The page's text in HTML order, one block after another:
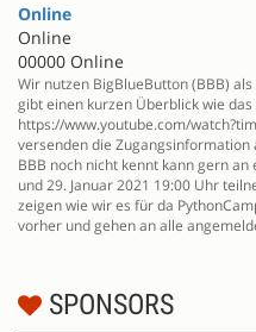
Online
Online
00000 Online
Wir nutzen BigBlueButton (BBB)
gibt einen kurzen Überblick wie
https://www.youtube.com/
versenden die
BBB noch nicht kennt kann gern
und 29. Januar 2021 19:00 Uhr
zeigen wie wir es für da
vorher und gehen an alle
SPONSORS